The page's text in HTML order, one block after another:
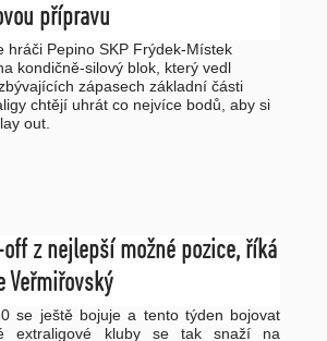
přípravu
hráči Pepino SKP Frýdek-Místek
kondičně-silový blok, který vedl
zápasech základní části
chtějí uhrát co nejvíce bodů, aby si
out.
z nejlepší možné pozice, říká
Veřmiřovský
se ještě bojuje a tento týden bojovat
extraligové kluby se tak snaží na